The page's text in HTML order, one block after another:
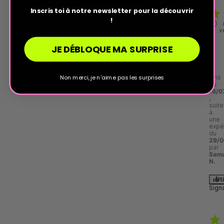
Avis
du
16/
,
suite
à
une
du
29/
par
N.
Inscris toi à notre newsletter pour la découvrir
!
JE DÉBLOQUE MA SURPRISE
Non merci, je n'aime pas les surprises